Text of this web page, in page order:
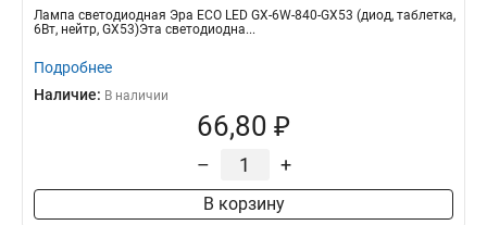
Лампа светодиодная Эра ECO LED GX-6W-840-GX53 (диод, таблетка,
6Вт, нейтр, GX53)Эта светодиодна...
Подробнее
Наличие: В наличии
66,80 ₽
– +
В корзину